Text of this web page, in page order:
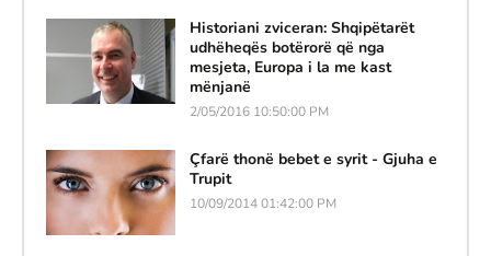
Historiani zviceran: Shqipëtarët
udhëheqës botërorë që nga
mesjeta, Europa i la me kast
mënjanë
2/05/2016 10:50:00 PM
Çfarë thonë bebet e syrit - Gjuha e
Trupit
10/09/2014 01:42:00 PM